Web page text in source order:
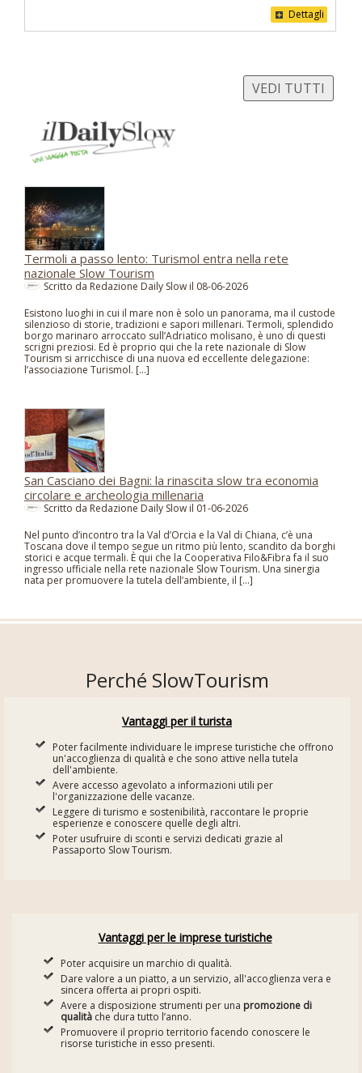
Dettagli
VEDI TUTTI
Termoli a passo lento: Turismol entra nella rete
nazionale Slow Tourism
Scritto da Redazione Daily Slow il 08-06-2026
Esistono luoghi in cui il mare non è solo un panorama, ma il custode
silenzioso di storie, tradizioni e sapori millenari. Termoli, splendido
borgo marinaro arroccato sull’Adriatico molisano, è uno di questi
scrigni preziosi. Ed è proprio qui che la rete nazionale di Slow
Tourism si arricchisce di una nuova ed eccellente delegazione:
l’associazione Turismol. […]
San Casciano dei Bagni: la rinascita slow tra economia
circolare e archeologia millenaria
Scritto da Redazione Daily Slow il 01-06-2026
Nel punto d’incontro tra la Val d’Orcia e la Val di Chiana, c’è una
Toscana dove il tempo segue un ritmo più lento, scandito da borghi
storici e acque termali. È qui che la Cooperativa Filo&Fibra fa il suo
ingresso ufficiale nella rete nazionale Slow Tourism. Una sinergia
nata per promuovere la tutela dell’ambiente, il […]
Perché SlowTourism
Vantaggi per il turista
Poter facilmente individuare le imprese turistiche che offrono
un'accoglienza di qualità e che sono attive nella tutela
dell'ambiente.
Avere accesso agevolato a informazioni utili per
l'organizzazione delle vacanze.
Leggere di turismo e sostenibilità, raccontare le proprie
esperienze e conoscere quelle degli altri.
Poter usufruire di sconti e servizi dedicati grazie al
Passaporto Slow Tourism.
Vantaggi per le imprese turistiche
Poter acquisire un marchio di qualità.
Dare valore a un piatto, a un servizio, all'accoglienza vera e
sincera offerta ai propri ospiti.
Avere a disposizione strumenti per una promozione di
qualità che dura tutto l’anno.
Promuovere il proprio territorio facendo conoscere le
risorse turistiche in esso presenti.